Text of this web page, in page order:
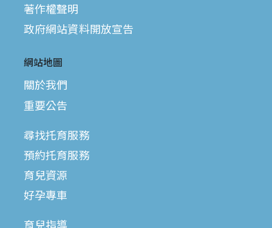
著作權聲明
政府網站資料開放宣告
網站地圖
關於我們
重要公告
尋找托育服務
預約托育服務
育兒資源
好孕專車
育兒指導